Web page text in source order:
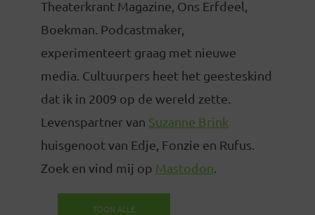
Theaterkrant Magazine, Ons Erfdeel,
Boekman. Podcastmaker,
experimenteert graag met nieuwe
media. Cultuurpers heet het geesteskind
dat ik in 2009 op de wereld zette.
Levenspartner van Suzanne Brink
huisgenoot van Edje, Fonzie en Rufus.
Zoek en vind mij op Mastodon
TOON ALLE